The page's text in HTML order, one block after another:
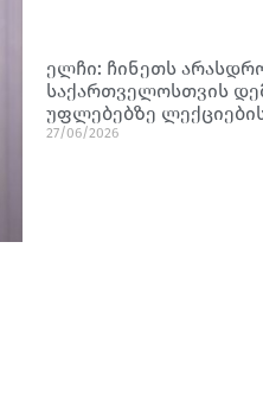
ელჩი: ჩინეთს
საქართველოსთვის
უფლებებზე
27/06/2026